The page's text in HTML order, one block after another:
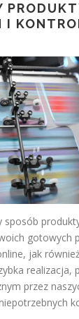
I
sposób
gotowych
jak
przez